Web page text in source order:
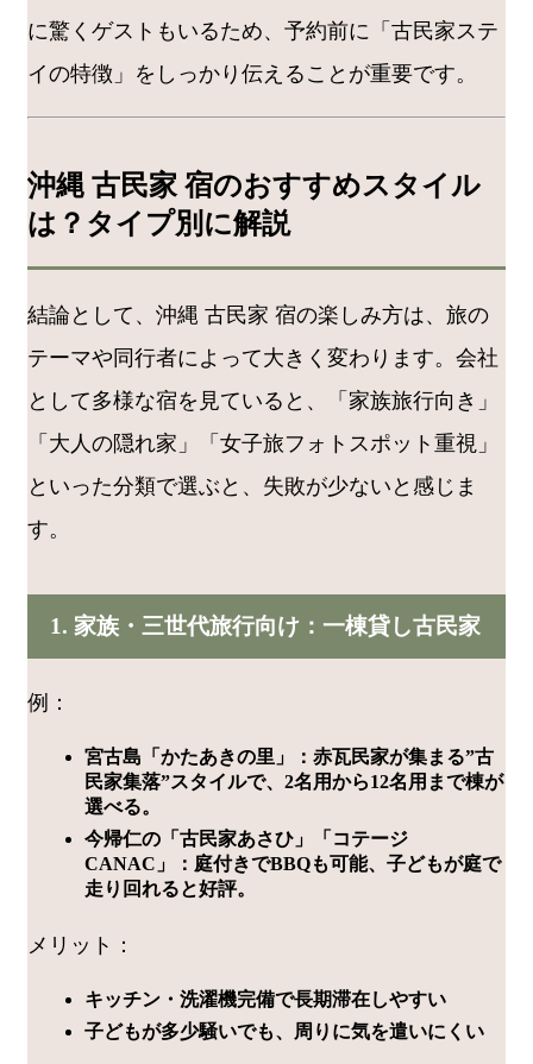
に驚くゲストもいるため、予約前に「古民家ステ
イの特徴」をしっかり伝えることが重要です。
沖縄 古民家 宿のおすすめスタイル
は？タイプ別に解説
結論として、沖縄 古民家 宿の楽しみ方は、旅の
テーマや同行者によって大きく変わります。会社
として多様な宿を見ていると、「家族旅行向き」
「大人の隠れ家」「女子旅フォトスポット重視」
といった分類で選ぶと、失敗が少ないと感じま
す。
1. 家族・三世代旅行向け：一棟貸し古民家
例：
宮古島「かたあきの里」：赤瓦民家が集まる”古
民家集落”スタイルで、2名用から12名用まで棟が
選べる。
今帰仁の「古民家あさひ」「コテージ
CANAC」：庭付きでBBQも可能、子どもが庭で
走り回れると好評。
メリット：
キッチン・洗濯機完備で長期滞在しやすい
子どもが多少騒いでも、周りに気を遣いにくい